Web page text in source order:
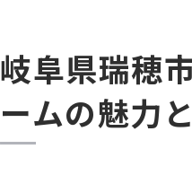
岐阜県瑞穂
ームの魅力